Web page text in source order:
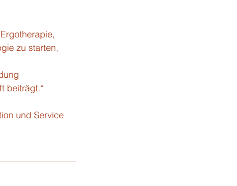
zu starten,
beiträgt.“
und Service